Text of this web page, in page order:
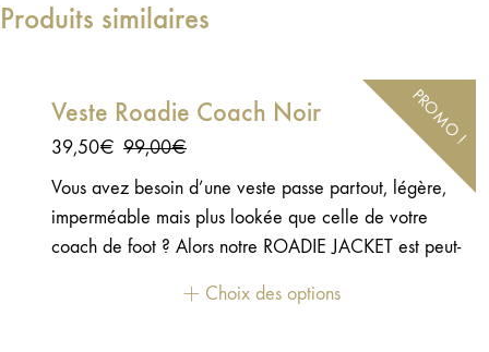
Produits similaires
PROMO !
Veste Roadie Coach Noir
99,00€
Le
prix
initial
était :
39,50€
Le
prix
actuel
est :
Vous avez besoin d’une veste passe partout, légère,
imperméable mais plus lookée que celle de votre
coach de foot ? Alors notre ROADIE JACKET est peut-
fonctionnelle au look lifestyle et avec sa petite
Choix des options